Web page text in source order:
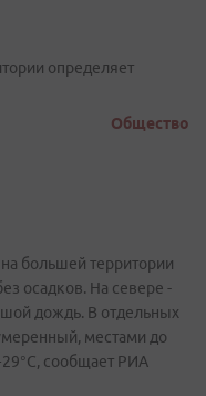
определяет
Общество
на большей территории
осадков. На севере -
дождь. В отдельных
местами до
сообщает РИА